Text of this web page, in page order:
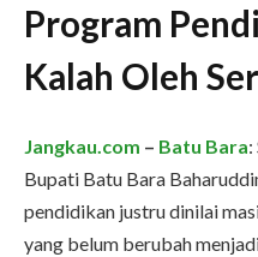
Program
Kalah Oleh
Jangkau.com – Batu Bara
Bupati Batu Bara
pendidikan justru dinilai
yang belum berubah